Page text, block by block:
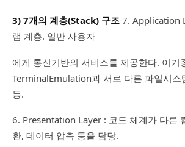
3) 7개의 계층(Stack) 구조 7. Application
램 계층. 일반 사용자
에게 통신기반의 서비스를 제공한다. 이기
TerminalEmulation과 서로 다른 파일시스
등.
6. Presentation Layer : 코드 체계가 다른
환, 데이터 압축 등을 담당.